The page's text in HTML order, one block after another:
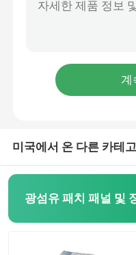
광섬유 결합 폐쇄
서버 랙 캐비넷
미리 정해진 PTO 상자
미국에서 온 다른 카테
광섬유 패치 패널 및